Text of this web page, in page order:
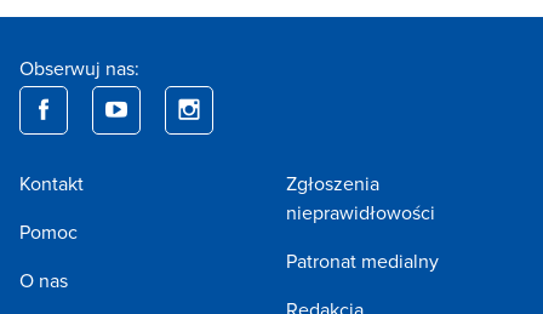
Obserwuj nas:
Kontakt
Pomoc
O nas
Zgłoszenia
nieprawidłowości
Patronat medialny